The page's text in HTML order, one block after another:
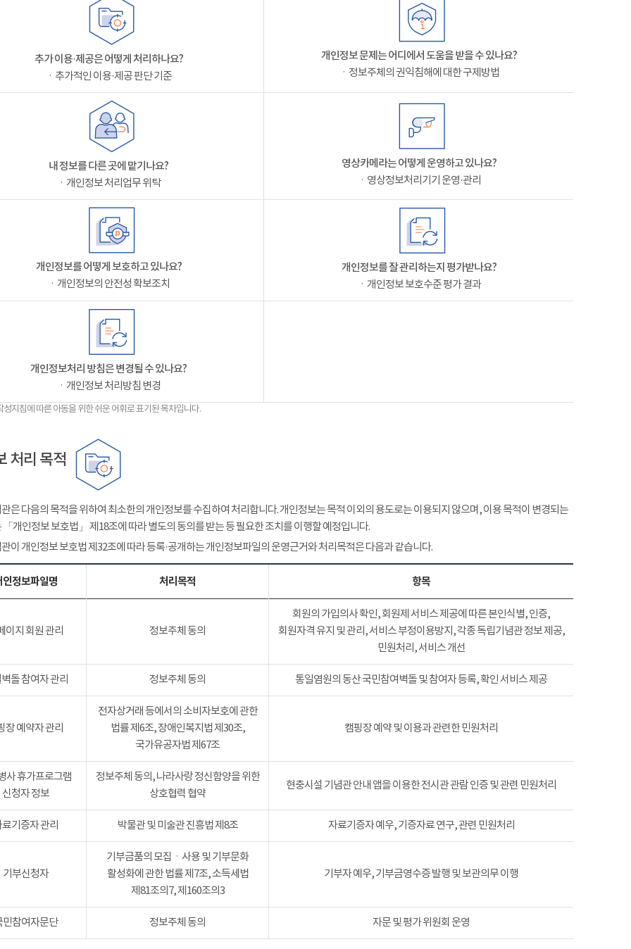
추가 이용·제공은 어떻게 처리하나요?
ㆍ추가적인 이용·제공 판단 기준
개인정보 문제는 어디에서 도움을 받을 수 있나요?
ㆍ정보주체의 권익침해에 대한 구제방법
내 정보를 다른 곳에 맡기나요?
ㆍ개인정보 처리업무 위탁
영상카메라는 어떻게 운영하고 있나요?
ㆍ영상정보처리기기 운영·관리
개인정보를 어떻게 보호하고 있나요?
ㆍ개인정보의 안전성 확보조치
개인정보를 잘 관리하는지 평가받나요?
ㆍ개인정보 보호수준 평가 결과
개인정보처리 방침은 변경될 수 있나요?
ㆍ개인정보 처리방침 변경
지침에 따른 아동을 위한 쉬운 어휘로 표기된 목차입니다.
처리 목적
은 다음의 목적을 위하여 최소한의 개인정보를 수집하여 처리합니다. 개인정보는 목적 이외의 용도로는 이용되지 않으며, 이용 목적이 변경되는
「개인정보 보호법」 제18조에 따라 별도의 동의를 받는 등 필요한 조치를 이행할 예정입니다.
이 개인정보 보호법 제32조에 따라 등록·공개하는 개인정보파일의 운영근거와 처리목적은 다음과 같습니다.
인정보파일명 처리목적 항목
이지 회원 관리 정보주체 동의
회원의 가입의사 확인, 회원제 서비스 제공에 따른 본인식별, 인증,
회원자격 유지 및 관리, 서비스 부정이용방지, 각종 독립기념관 정보 제공,
민원처리, 서비스 개선
돌 참여자 관리 정보주체 동의 통일염원의 동산 국민참여벽돌 및 참여자 등록, 확인 서비스 제공
장 예약자 관리
전자상거래 등에서의 소비자보호에 관한
법률 제6조, 장애인복지법 제30조,
국가유공자법 제67조
캠핑장 예약 및 이용과 관련한 민원처리
사 휴가프로그램
신청자 정보
정보주체 동의, 나라사랑 정신함양을 위한
상호협력 협약
현충시설 기념관 안내 앱을 이용한 전시관 관람 인증 및 관련 민원처리
기증자 관리 박물관 및 미술관 진흥법 제8조 자료기증자 예우, 기증자료 연구, 관련 민원처리
기부신청자
기부금품의 모집ㆍ사용 및 기부문화
활성화에 관한 법률 제7조, 소득세법
제81조의7, 제160조의3
기부자 예우, 기부금영수증 발행 및 보관의무 이행
민참여자문단 정보주체 동의 자문 및 평가 위원회 운영